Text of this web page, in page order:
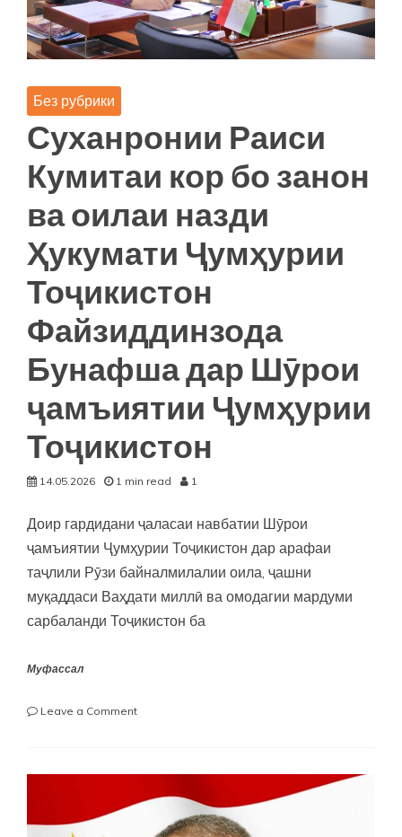
Без рубрики
Суханронии Раиси
Кумитаи кор бо занон
ва оилаи назди
Ҳукумати Ҷумҳурии
Тоҷикистон
Файзиддинзода
Бунафша дар Шӯрои
ҷамъиятии Ҷумҳурии
Тоҷикистон
14.05.2026 1 min read 1
Доир гардидани ҷаласаи навбатии Шӯрои
ҷамъиятии Ҷумҳурии Тоҷикистон дар арафаи
таҷлили Рӯзи байналмилалии оила, ҷашни
муқаддаси Ваҳдати миллӣ ва омодагии мардуми
сарбаланди Тоҷикистон ба
Муфассал
Leave a Commenton
бо